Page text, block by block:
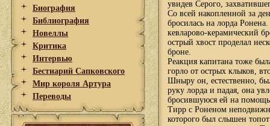
Биография
Библиография
Новеллы
Критика
Интервью
Бестиарий Сапковского
Мир короля Артура
Переводы
увидев Серого,
Со всей накопленной за
бросилась на лорда
кевларово-керамический
острый хвост проделал
броне.
Реакция капитана тоже
горло от острых клыков,
Шныру он, естественно,
руку лорда и падая, она
бросившуюся ей на
Тирр с Роненом
которого был слышен